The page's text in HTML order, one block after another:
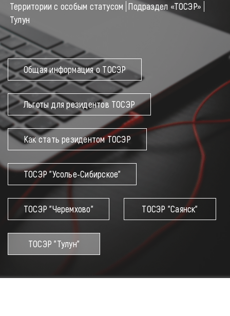
О РЕГИОНЕ
НОВОСТИ И СОБЫТИЯ
ИНВЕСТИЦИОННАЯ ПОЛИТИКА
ИНВЕСТОРУ И ИНИЦИАТОРУ
КОНТАКТЫ
Канал
прямой
связи
Территории с особым статусом Подраздел «ТОСЭР»
Тулун
Общая информация о ТОСЭР
Льготы для резидентов ТОСЭР
Как стать резидентом ТОСЭР
ТОСЭР "Усолье-Сибирское"
ТОСЭР "Черемхово" ТОСЭР "Саянск"
ТОСЭР "Тулун"